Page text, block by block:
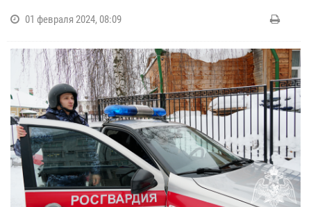
01 февраля 2024, 08:09